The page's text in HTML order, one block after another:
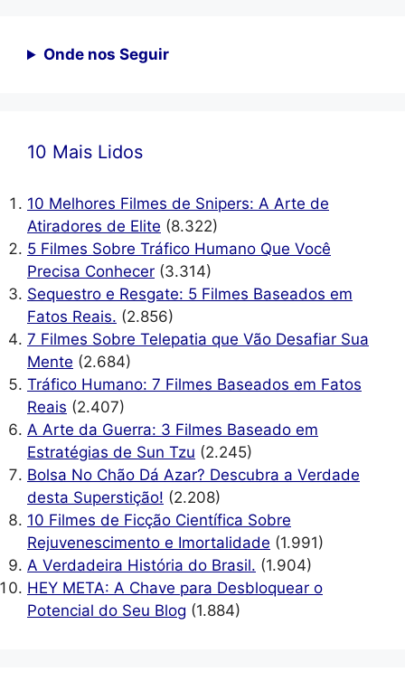
Onde nos Seguir
10 Mais Lidos
10 Melhores Filmes de Snipers: A Arte de
Atiradores de Elite (8.322)
5 Filmes Sobre Tráfico Humano Que Você
Precisa Conhecer (3.314)
Sequestro e Resgate: 5 Filmes Baseados em
Fatos Reais. (2.856)
7 Filmes Sobre Telepatia que Vão Desafiar Sua
Mente (2.684)
Tráfico Humano: 7 Filmes Baseados em Fatos
Reais (2.407)
A Arte da Guerra: 3 Filmes Baseado em
Estratégias de Sun Tzu (2.245)
Bolsa No Chão Dá Azar? Descubra a Verdade
desta Superstição! (2.208)
10 Filmes de Ficção Científica Sobre
Rejuvenescimento e Imortalidade (1.991)
A Verdadeira História do Brasil. (1.904)
HEY META: A Chave para Desbloquear o
Potencial do Seu Blog (1.884)